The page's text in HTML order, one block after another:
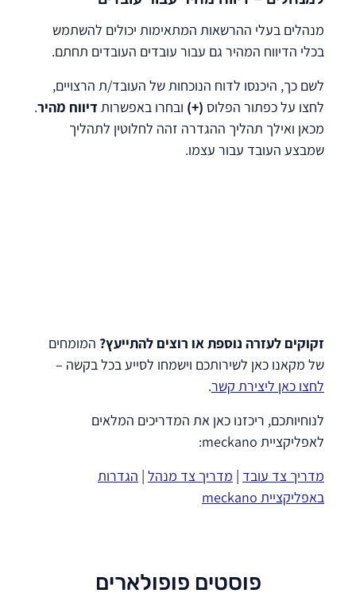
מנהלים בעלי ההרשאות המתאימות יכולים להשתמש
בכלי הדיווח המהיר גם עבור עובדים העובדים תחתם.
לשם כך, היכנסו לדוח הנוכחות של העובד/ת הרצויים,
לחצו על כפתור הפלוס (+) ובחרו באפשרות דיווח מהיר.
מכאן ואילך תהליך ההגדרה זהה לחלוטין לתהליך
שמבצע העובד עבור עצמו.
זקוקים לעזרה נוספת או רוצים להתייעץ? המומחים
של מקאנו כאן לשירותכם וישמחו לסייע בכל בקשה –
לחצו כאן ליצירת קשר.
לנוחיותכם, ריכזנו כאן את המדריכים המלאים
לאפליקציית meckano:
מדריך צד עובד
מדריך צד מנהל הגדרות
באפליקציית meckano
פוסטים פופולארים